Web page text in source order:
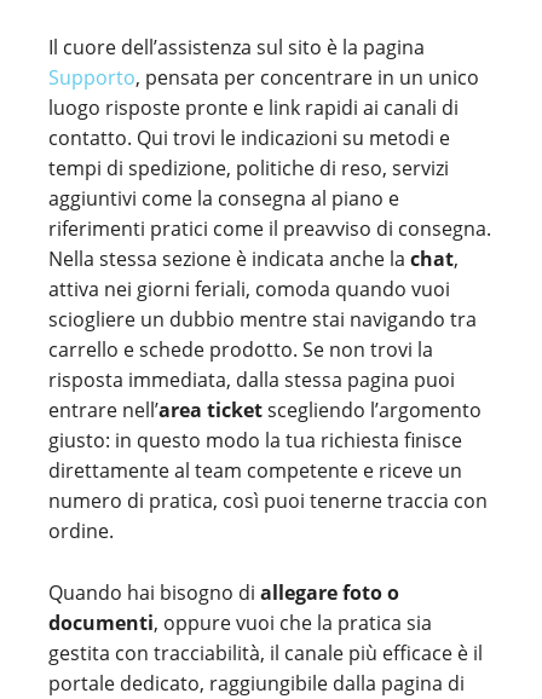
Il cuore dell’assistenza sul sito è la pagina
Supporto, pensata per concentrare in un unico
luogo risposte pronte e link rapidi ai canali di
contatto. Qui trovi le indicazioni su metodi e
tempi di spedizione, politiche di reso, servizi
aggiuntivi come la consegna al piano e
riferimenti pratici come il preavviso di consegna.
Nella stessa sezione è indicata anche la chat,
attiva nei giorni feriali, comoda quando vuoi
sciogliere un dubbio mentre stai navigando tra
carrello e schede prodotto. Se non trovi la
risposta immediata, dalla stessa pagina puoi
entrare nell’area ticketscegliendo l’argomento
giusto: in questo modo la tua richiesta finisce
direttamente al team competente e riceve un
numero di pratica, così puoi tenerne traccia con
ordine.
Quando hai bisogno di allegare foto o
documenti, oppure vuoi che la pratica sia
gestita con tracciabilità, il canale più efficace è il
portale dedicato, raggiungibile dalla pagina di